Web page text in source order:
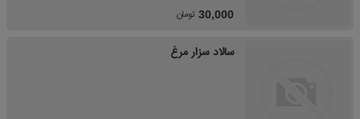
30,000 تومان
سالاد سزار مرغ